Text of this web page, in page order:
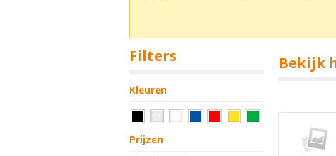
Filters
Kleuren
Prijzen
Bekijk